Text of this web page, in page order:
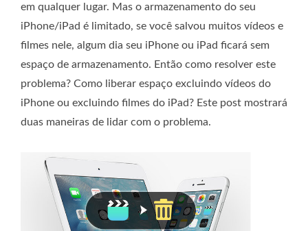
em qualquer lugar. Mas o armazenamento do seu
iPhone/iPad é limitado, se você salvou muitos vídeos e
filmes nele, algum dia seu iPhone ou iPad ficará sem
espaço de armazenamento. Então como resolver este
problema? Como liberar espaço excluindo vídeos do
iPhone ou excluindo filmes do iPad? Este post mostrará
duas maneiras de lidar com o problema.